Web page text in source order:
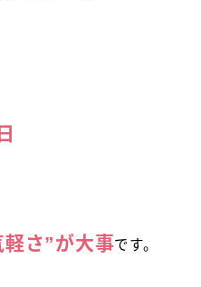
軽さ”が大事です。